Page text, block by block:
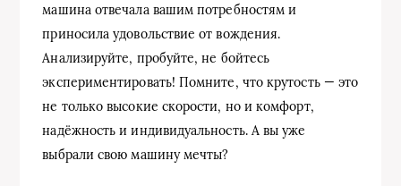
машина отвечала вашим потребностям и
приносила удовольствие от вождения.
Анализируйте, пробуйте, не бойтесь
экспериментировать! Помните, что крутость — это
не только высокие скорости, но и комфорт,
надёжность и индивидуальность. А вы уже
выбрали свою машину мечты?